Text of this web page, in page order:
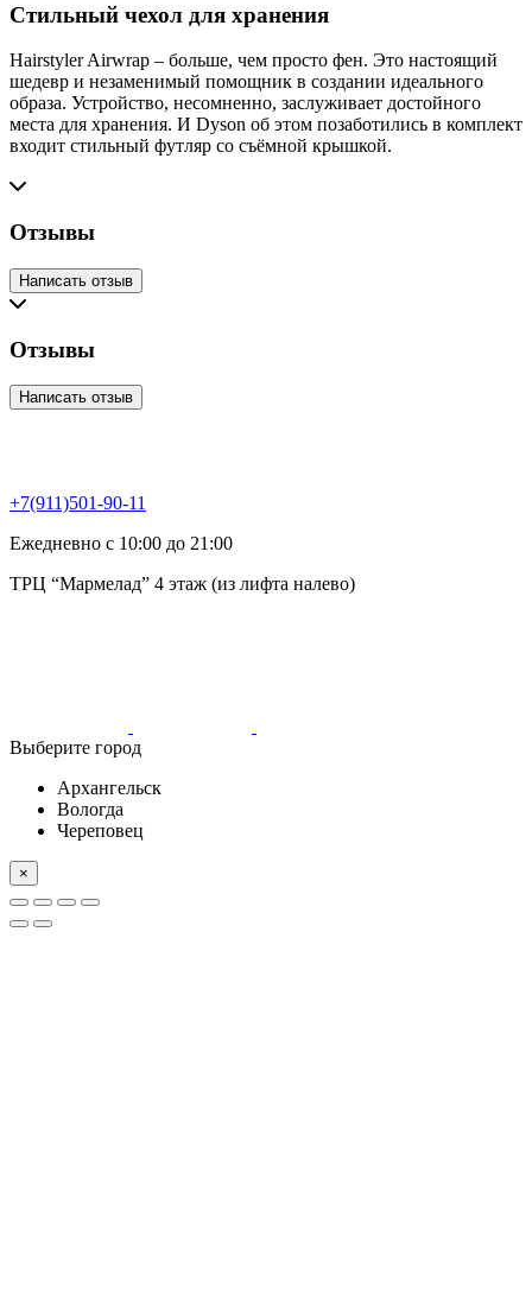
Стильный чехол для хранения
Hairstyler Airwrap – больше, чем просто фен. Это настоящий
шедевр и незаменимый помощник в создании идеального
образа. Устройство, несомненно, заслуживает достойного
места для хранения. И Dyson об этом позаботились в комплект
входит стильный футляр со съёмной крышкой.
Отзывы
Написать отзыв
Отзывы
Написать отзыв
+7(911)501-90-11
Ежедневно с 10:00 до 21:00
ТРЦ “Мармелад” 4 этаж (из лифта налево)
Выберите город
Архангельск
Вологда
Череповец
×